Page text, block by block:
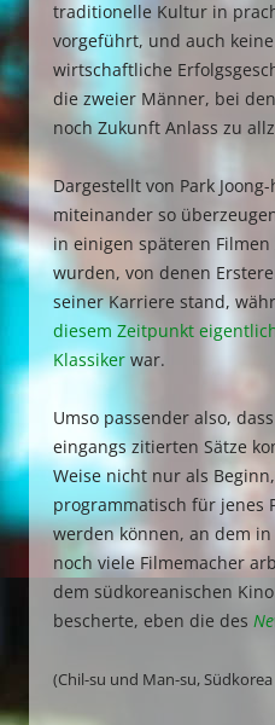
traditionelle Kultur in
vorgeführt, und auch
wirtschaftliche
die zweier Männer, bei
noch Zukunft Anlass zu
Dargestellt von Park
miteinander so
in einigen späteren
wurden, von denen
seiner Karriere stand,
diesem Zeitpunkt
Klassiker war.
Umso passender also,
eingangs zitierten Sätze
Weise nicht nur als
programmatisch für jenes
werden können, an dem
noch viele Filmemacher
dem südkoreanischen
bescherte, eben die des
(Chil-su und Man-su,